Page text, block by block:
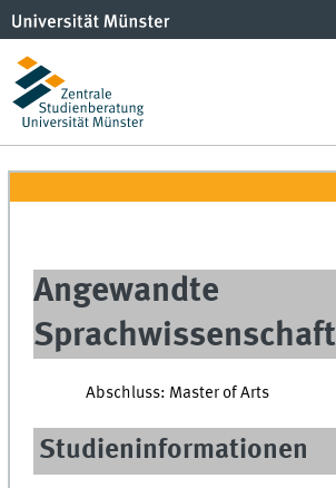
Angewandte
Sprachwissenschaft
Abschluss: Master of Arts
Studieninformationen